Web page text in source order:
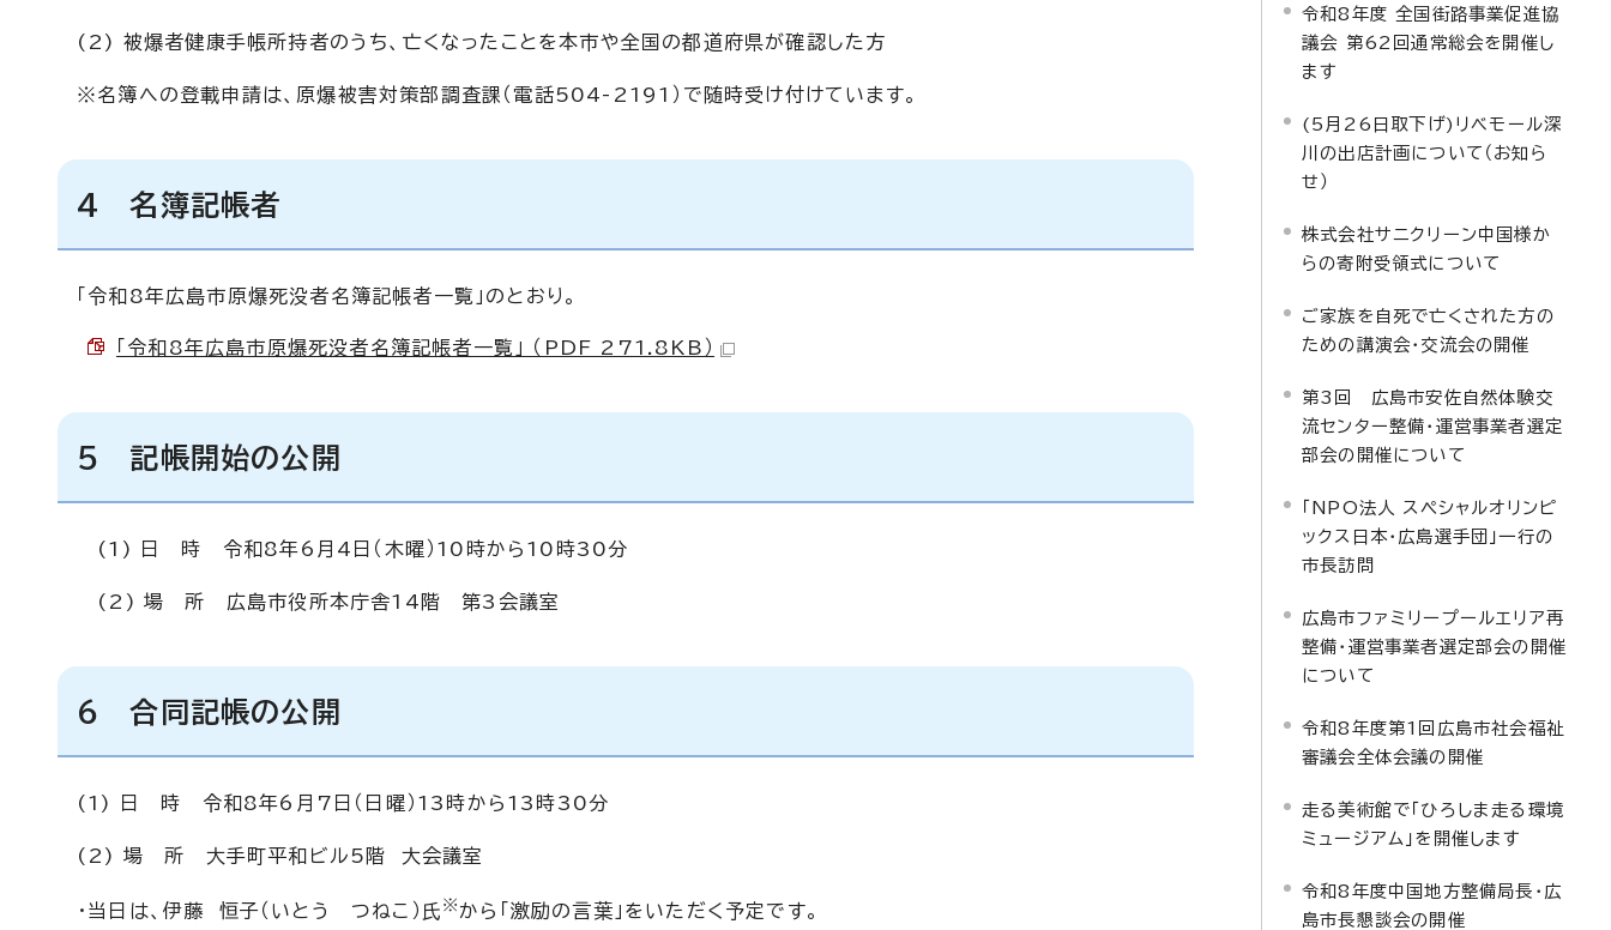
(2) 被爆者健康手帳所持者のうち、亡くなったことを本市や全国の都道府県が確認した方
※名簿への登載申請は、原爆被害対策部調査課（電話504-2191）で随時受け付けています。
4 名簿記帳者
「令和8年広島市原爆死没者名簿記帳者一覧」のとおり。
「令和8年広島市原爆死没者名簿記帳者一覧」 （PDF 271.8KB）
5 記帳開始の公開
(1) 日 時 令和8年6月4日（木曜）10時から10時30分
(2) 場 所 広島市役所本庁舎14階 第3会議室
6 合同記帳の公開
(1) 日 時 令和8年6月7日（日曜）13時から13時30分
(2) 場 所 大手町平和ビル5階 大会議室
・当日は、伊藤 恒子（いとう つねこ）氏 ※ から「激励の言葉」をいただく予定です。
令和8年度 全国街路事業促進協
議会 第62回通常総会を開催し
ます
(5月26日取下げ)リベモール深
川の出店計画について（お知ら
せ）
株式会社サニクリーン中国様か
らの寄附受領式について
ご家族を自死で亡くされた方の
ための講演会・交流会の開催
第3回 広島市安佐自然体験交
流センター整備・運営事業者選定
部会の開催について
「NPO法人 スペシャルオリンピ
ックス日本・広島選手団」一行の
市長訪問
広島市ファミリープールエリア再
整備・運営事業者選定部会の開催
について
令和8年度第1回広島市社会福祉
審議会全体会議の開催
走る美術館で「ひろしま走る環境
ミュージアム」を開催します
令和8年度中国地方整備局長・広
島市長懇談会の開催